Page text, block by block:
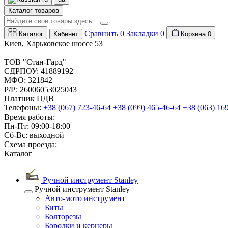
Каталог товаров
Каталог Кабинет Сравнить 0 Закладки 0 Корзина 0
Киев, Харьковское шоссе 53
ТОВ "Стан-Гард"
ЄДРПОУ: 41889192
МФО: 321842
Р/Р: 26006053025043
Платник ПДВ
Телефоны: +38 (067) 723-46-64 +38 (099) 465-46-64 +38 (063)
Время работы:
Пн-Пт: 09:00-18:00
Сб-Вс: выходной
Схема проезда:
Каталог
Ручной инструмент Stanley
Ручной инструмент Stanley
Авто-мото инструмент
Биты
Болторезы
Бородки и кернеры